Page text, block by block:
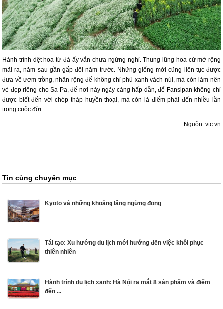
Hành trình dệt hoa từ đá ấy vẫn chưa ngừng nghỉ. Thung lũng hoa cứ mở rộng
mãi ra, năm sau gần gấp đôi năm trước. Những giống mới cũng liên tục được
đưa về ươm trồng, nhân rộng để không chỉ phủ xanh vách núi, mà còn làm nên
vẻ đẹp riêng cho Sa Pa, để nơi này ngày càng hấp dẫn, để Fansipan không chỉ
được biết đến với chóp tháp huyền thoại, mà còn là điểm phải đến nhiều lần
trong cuộc đời.
Nguồn: vtc.vn
Tin cùng chuyên mục
Kyoto và những khoảng lặng ngừng đọng
Tái tạo: Xu hướng du lịch mới hướng đến việc khôi phục
thiên nhiên
Hành trình du lịch xanh: Hà Nội ra mắt 8 sản phẩm và điểm
đến ...